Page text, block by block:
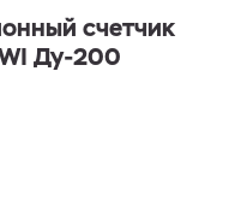
счетчик
Ду-200